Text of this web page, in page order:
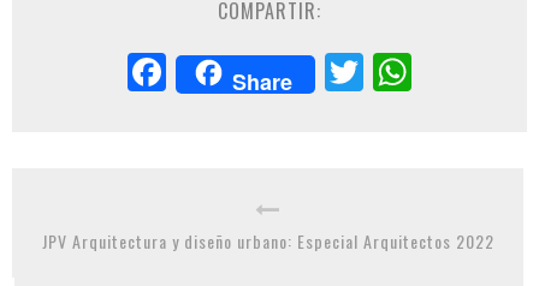
COMPARTIR:
Facebook
Share Twitter
JPV Arquitectura y diseño urbano: Especial Arquitectos 2022